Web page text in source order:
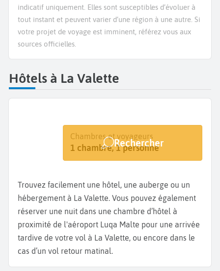
indicatif uniquement. Elles sont susceptibles d’évoluer à
tout instant et peuvent varier d’une région à une autre. Si
votre projet de voyage est imminent, référez vous aux
sources officielles.
Hôtels à La Valette
Destination
La Valette
Dates
Dates de votre séjour
Chambres et voyageurs
1 chambre, 1 personne
Rechercher
Trouvez facilement une hôtel, une auberge ou un
hébergement à La Valette. Vous pouvez également
réserver une nuit dans une chambre d’hôtel à
proximité de l'aéroport Luqa Malte pour une arrivée
tardive de votre vol à La Valette, ou encore dans le
cas d’un vol retour matinal.